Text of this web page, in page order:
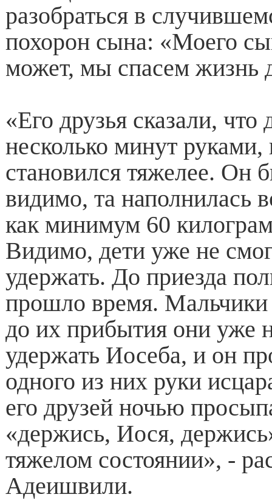
разобраться в
похорон сына: «Моего
может, мы спасем жизнь
«Его друзья сказали, что
несколько минут руками,
становился тяжелее. Он
видимо, та наполнилась
как минимум 60
Видимо, дети уже не
удержать. До приезда
прошло время. Мальчики
до их прибытия они уже
удержать Иосеба, и он
одного из них руки
его друзей ночью
«держись, Иося,
тяжелом состоянии», -
Адеишвили.